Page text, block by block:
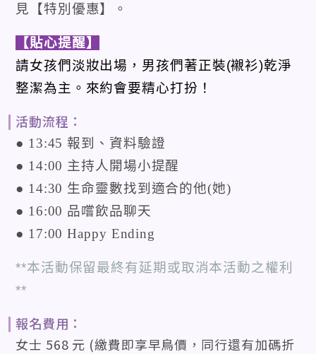
見【特別優惠】。
【貼心提醒】
請女孩們淡妝出場，男孩們著正裝(襯衫)乾淨
整潔為主。來約會要精心打扮！
活動流程：
● 13:45 報到、資料驗證
● 14:00 主持人開場小提醒
● 14:30 生命靈數找到適合的他(她)
● 16:00 品嚐飲品聊天
● 17:00 Happy Ending
**本活動保留最終有延期或取消本活動之權利
**
報名費用：
女士 568 元 (繳費即享早鳥價，同行還有加碼折